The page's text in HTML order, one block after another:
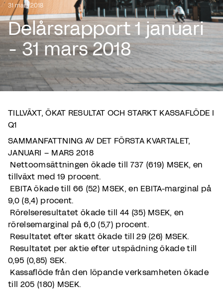
31 mars 2018
Delårsrapport 1 januari
- 31 mars 2018
TILLVÄXT, ÖKAT RESULTAT OCH STARKT KASSAFLÖDE I
Q1
SAMMANFATTNING AV DET FÖRSTA KVARTALET,
JANUARI – MARS 2018
Nettoomsättningen ökade till 737 (619) MSEK, en
tillväxt med 19 procent.
EBITA ökade till 66 (52) MSEK, en EBITA-marginal på
9,0 (8,4) procent.
Rörelseresultatet ökade till 44 (35) MSEK, en
rörelsemarginal på 6,0 (5,7) procent.
Resultatet efter skatt ökade till 29 (26) MSEK.
Resultatet per aktie efter utspädning ökade till
0,95 (0,85) SEK.
Kassaflöde från den löpande verksamheten ökade
till 205 (180) MSEK.